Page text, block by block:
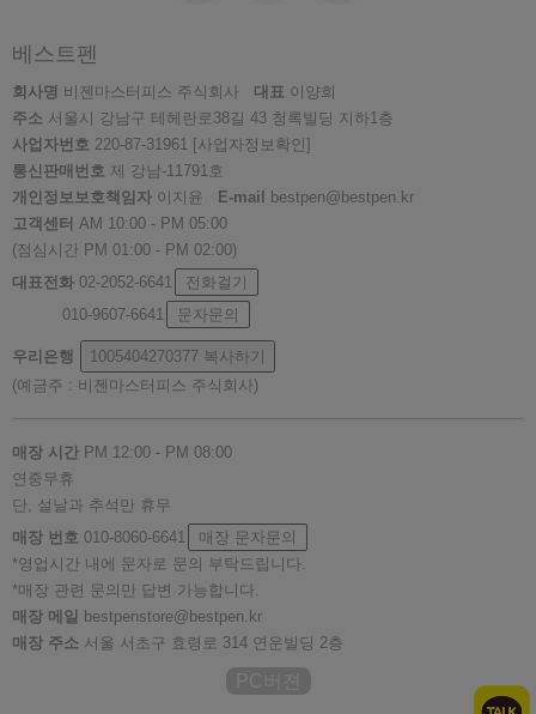
베스트펜
회사명 비젠마스터피스 주식회사 대표 이양희
주소 서울시 강남구 테헤란로38길 43 청록빌딩 지하1층
사업자번호 220-87-31961 [사업자정보확인]
통신판매번호 제 강남-11791호
개인정보보호책임자 이지윤 E-mail
bestpen@bestpen.kr
고객센터 AM 10:00 - PM 05:00
(점심시간 PM 01:00 - PM 02:00)
대표전화 02-2052-6641
전화걸기
010-9607-6641
문자문의
우리은행 1005404270377 복사하기
(예금주 : 비젠마스터피스 주식회사)
매장 시간 PM 12:00 - PM 08:00
연중무휴
단, 설날과 추석만 휴무
매장 번호 010-8060-6641
매장 문자문의
*영업시간 내에 문자로 문의 부탁드립니다.
*매장 관련 문의만 답변 가능합니다.
매장 메일 bestpenstore@bestpen.kr
매장 주소 서울 서초구 효령로 314 연운빌딩 2층